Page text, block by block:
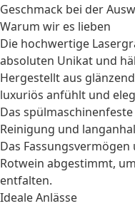
Geschmack bei der
Warum wir es lieben
Die hochwertige
absoluten Unikat und
Hergestellt aus
luxuriös anfühlt und
Das
Reinigung und
Das
Rotwein abgestimmt,
entfalten.
Ideale Anlässe